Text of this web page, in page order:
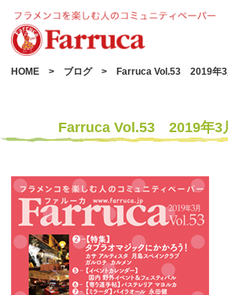
HOME ブログ Farruca Vol.53 2019年3
Farruca Vol.53 2019年3